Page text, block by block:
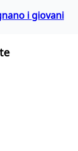
i giovani